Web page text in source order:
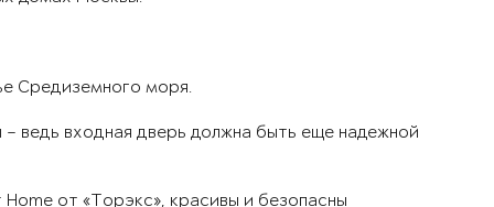
Средиземного моря.
ведь входная дверь должна быть еще надежной
от «Торэкс», красивы и безопасны